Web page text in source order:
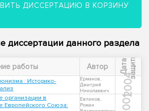
ДИССЕРТАЦИЮ В КОРЗИНУ
диссертации данного раздела
работы Автор Д
а
т
а
з
а
щ
и
ты
: Историко-
Ермаков,
Дмитрий
Николаевич
2004
организации в
Европейского Союза:
Евликов,
Роман
2001